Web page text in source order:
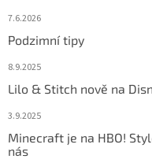
7.6.2026
Podzimní tipy
8.9.2025
Lilo & Stitch nově na
3.9.2025
Minecraft je na HBO!
nás